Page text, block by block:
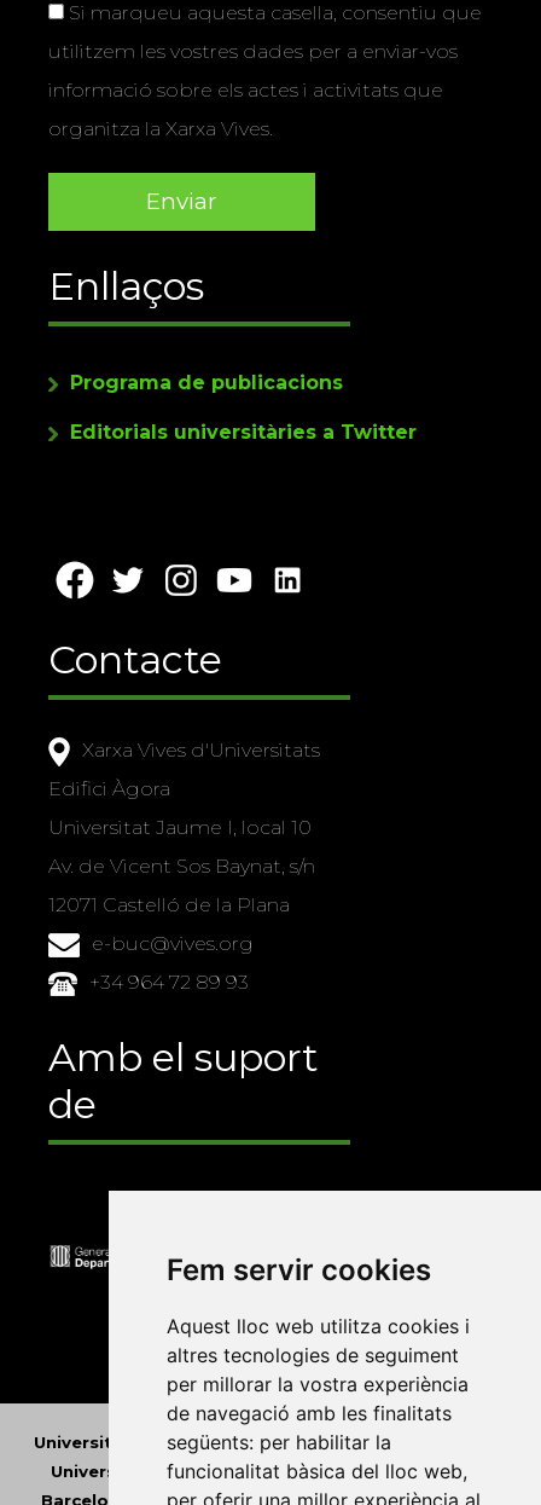
Fem servir cookies
Aquest lloc web utilitza cookies i
altres tecnologies de seguiment
per millorar la vostra experiència
de navegació amb les finalitats
següents: per habilitar la
funcionalitat bàsica del lloc web,
per oferir una millor experiència al
Si marqueu aquesta casella, consentiu que
utilitzem les vostres dades per a enviar-vos
informació sobre els actes i activitats que
organitza la Xarxa Vives.
Enllaços
Programa de publicacions
Editorials universitàries a Twitter
Contacte
Xarxa Vives d'Universitats
Edifici Àgora
Universitat Jaume I, local 10
Av. de Vicent Sos Baynat, s/n
12071 Castelló de la Plana
e-buc@vives.org
+34 964 72 89 93
Amb el suport
de
Universitat Abat Oliba CEU•Universitat d'Alacant
Universitat d'Andorra•Universitat Autònoma de
Barcelona
Universitat de Barcelona•Universitat